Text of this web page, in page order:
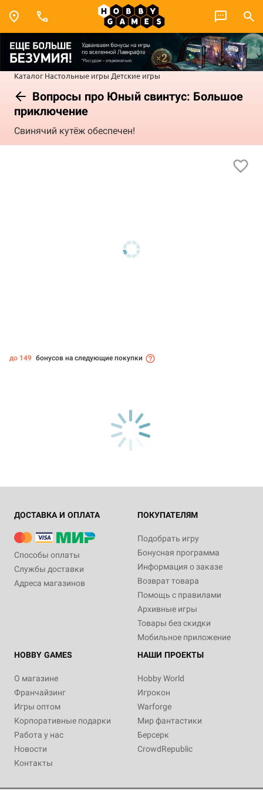
Каталог Настольные игры Детские игры
Вопросы про Юный свинтус: Большое
приключение
Свинячий кутёж обеспечен!
до 149 бонусов на следующие покупки
ДОСТАВКА И ОПЛАТА
Способы оплаты
Службы доставки
Адреса магазинов
ПОКУПАТЕЛЯМ
Подобрать игру
Бонусная программа
Информация о заказе
Возврат товара
Помощь с правилами
Архивные игры
Товары без скидки
Мобильное приложение
HOBBY GAMES
О магазине
Франчайзинг
Игры оптом
Корпоративные подарки
Работа у нас
Новости
Контакты
НАШИ ПРОЕКТЫ
Hobby World
Игрокон
Warforge
Мир фантастики
Берсерк
CrowdRepublic